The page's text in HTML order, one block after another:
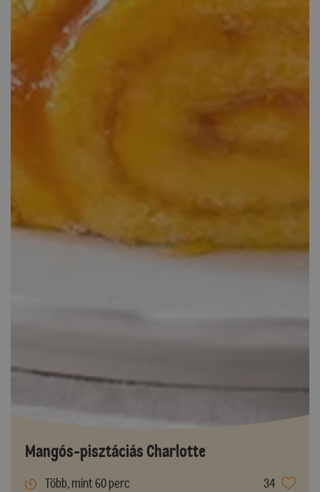
Mangós-pisztáciás Charlotte
Több, mint 60 perc
34